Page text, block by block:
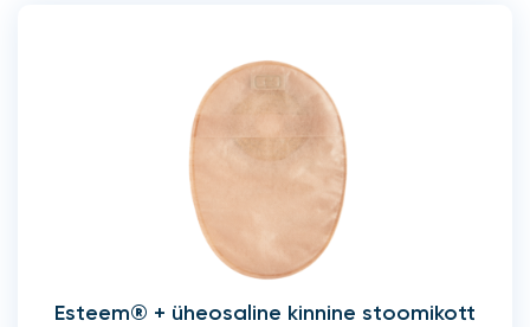
Esteem® + üheosaline kinnine stoomikott